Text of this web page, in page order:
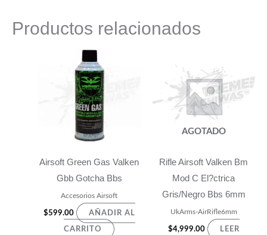
Productos relacionados
Airsoft Green Gas Valken
Gbb Gotcha Bbs
Accesorios Airsoft
$599.00 AÑADIR AL
CARRITO
AGOTADO
Rifle Airsoft Valken Bm
Mod C El?ctrica
Gris/Negro Bbs 6mm
UkArms-AirRifle6mm
$4,999.00 LEER